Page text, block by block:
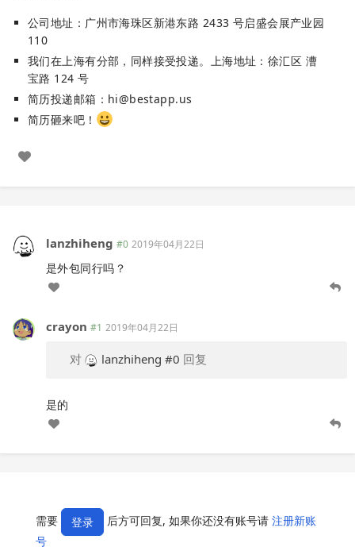
公司地址：广州市海珠区新港东路 2433 号启盛会展产业园
110
我们在上海有分部，同样接受投递。上海地址：徐汇区 漕
宝路 124 号
简历投递邮箱： hi@bestapp.us
简历砸来吧！
lanzhiheng #0 2019年04月22日
是外包同行吗？
crayon #1 2019年04月22日
对 lanzhiheng #0 回复
是的
需要 登录 后方可回复, 如果你还没有账号请 注册新账
号